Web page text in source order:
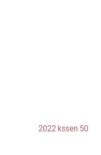
2022 kssen 50